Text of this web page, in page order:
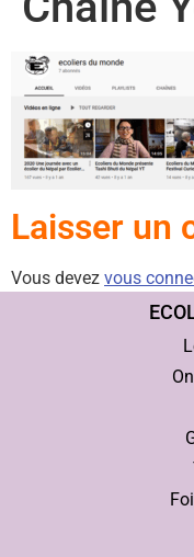
Laisser un
Vous devez vous